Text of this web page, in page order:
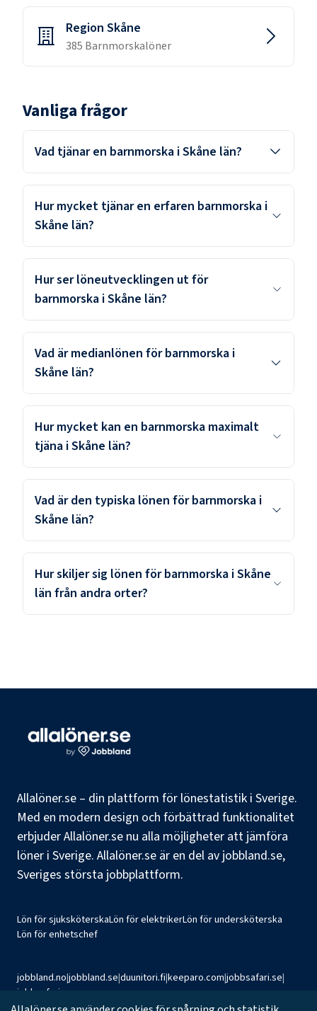
Region Skåne
385 Barnmorskalöner
Vanliga frågor
Vad tjänar en barnmorska i Skåne län?
Hur mycket tjänar en erfaren barnmorska i
Skåne län?
Hur ser löneutvecklingen ut för
barnmorska i Skåne län?
Vad är medianlönen för barnmorska i
Skåne län?
Hur mycket kan en barnmorska maximalt
tjäna i Skåne län?
Vad är den typiska lönen för barnmorska i
Skåne län?
Hur skiljer sig lönen för barnmorska i Skåne
län från andra orter?
Allalöner.se – din plattform för lönestatistik i Sverige.
Med en modern design och förbättrad funktionalitet
erbjuder Allalöner.se nu alla möjligheter att jämföra
löner i Sverige. Allalöner.se är en del av jobbland.se,
Sveriges största jobbplattform.
Lön för sjuksköterskaLön för elektrikerLön för undersköterska
Lön för enhetschef
jobbland.no|jobbland.se|duunitori.fi|keeparo.com|jobbsafari.se|
jobbsafari.no